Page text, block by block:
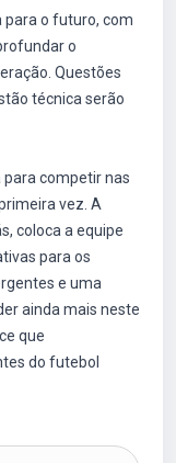
para o futuro, com
o
Questões
técnica serão
competir nas
vez. A
coloca a equipe
para os
e uma
ainda mais neste
que
do futebol